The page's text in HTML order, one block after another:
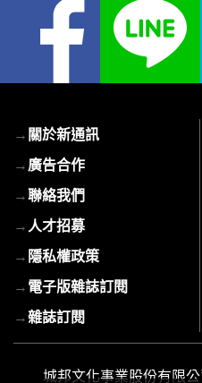
→關於新通訊
→廣告合作
→聯絡我們
→人才招募
→隱私權政策
→電子版雜誌訂閱
→雜誌訂閱
城邦文化事業股份有限